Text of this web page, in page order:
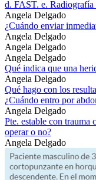
d. FAST. e. Radiografía
Angela Delgado
¿Cuándo enviar
Angela Delgado
Angela Delgado
Angela Delgado
Qué indica que una
Angela Delgado
Qué hago con los
¿Cuándo entro por
Angela Delgado
Pte. estable con trauma
operar o no?
Angela Delgado